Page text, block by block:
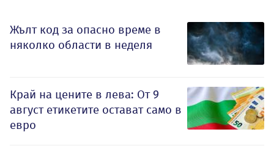
Жълт код за опасно време в
няколко области в неделя
Край на цените в лева: От 9
август етикетите остават само в
евро